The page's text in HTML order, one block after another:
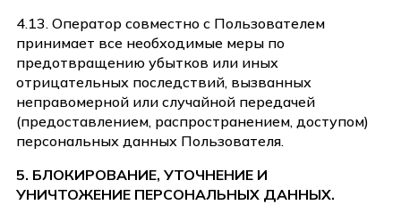
4.13. Оператор совместно с Пользователем
принимает все необходимые меры по
предотвращению убытков или иных
отрицательных последствий, вызванных
неправомерной или случайной передачей
(предоставлением, распространением, доступом)
персональных данных Пользователя.
5. БЛОКИРОВАНИЕ, УТОЧНЕНИЕ И
УНИЧТОЖЕНИЕ ПЕРСОНАЛЬНЫХ ДАННЫХ.